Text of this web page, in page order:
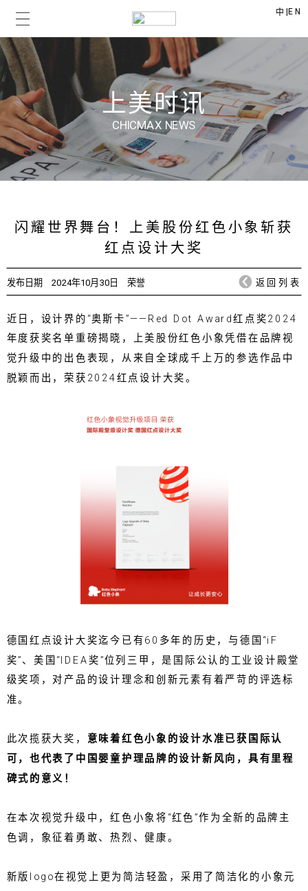
中 |EN
上美时讯
CHICMAX NEWS
闪耀世界舞台！上美股份红色小象斩获
红点设计大奖
发布日期 2024年10月30日 荣誉 返回列表
近日，设计界的“奥斯卡”——Red Dot Award红点奖2024
年度获奖名单重磅揭晓，上美股份红色小象凭借在品牌视
觉升级中的出色表现，从来自全球成千上万的参选作品中
脱颖而出，荣获2024红点设计大奖。
德国红点设计大奖迄今已有60多年的历史，与德国“iF
奖”、美国“IDEA奖”位列三甲，是国际公认的工业设计殿堂
级奖项，对产品的设计理念和创新元素有着严苛的评选标
准。
此次揽获大奖， 意味着红色小象的设计水准已获国际认
可，也代表了中国婴童护理品牌的设计新风向，具有里程
碑式的意义！
在本次视觉升级中，红色小象将“红色”作为全新的品牌主
色调，象征着勇敢、热烈、健康。
新版logo在视觉上更为简洁轻盈，采用了简洁化的小象元